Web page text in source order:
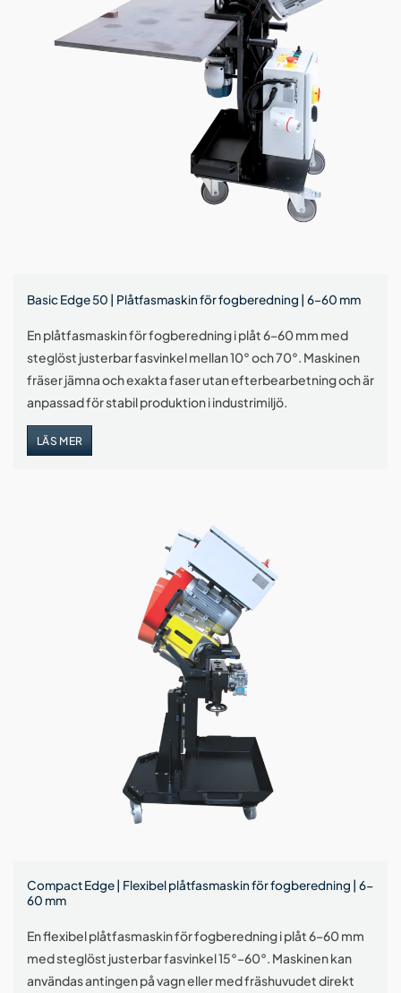
Basic Edge 50 | Plåtfasmaskin för fogberedning | 6–60 mm
En plåtfasmaskin för fogberedning i plåt 6–60 mm med
steglöst justerbar fasvinkel mellan 10° och 70°. Maskinen
fräser jämna och exakta faser utan efterbearbetning och är
anpassad för stabil produktion i industrimiljö.
LÄS MER
Compact Edge | Flexibel plåtfasmaskin för fogberedning | 6-
60 mm
En flexibel plåtfasmaskin för fogberedning i plåt 6–60 mm
med steglöst justerbar fasvinkel 15°–60°. Maskinen kan
användas antingen på vagn eller med fräshuvudet direkt